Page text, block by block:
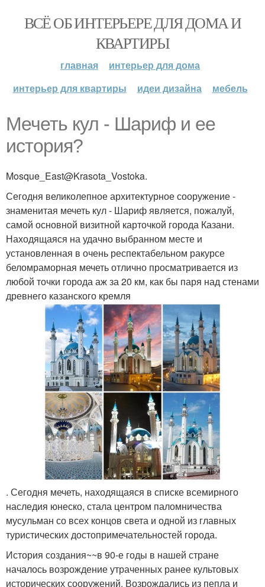
ВСЁ ОБ ИНТЕРЬЕРЕ ДЛЯ ДОМА И
КВАРТИРЫ
главная
интерьер для дома
интерьер для квартиры
идеи дизайна мебель
Мечеть кул - Шариф и ее
история?
Mosque_East@Krasota_Vostoka.
Сегодня великолепное архитектурное сооружение -
знаменитая мечеть кул - Шариф является, пожалуй,
самой основной визитной карточкой города Казани.
Находящаяся на удачно выбранном месте и
установленная в очень респектабельном ракурсе
беломраморная мечеть отлично просматривается из
любой точки города аж за 20 км, как бы паря над стенами
древнего казанского кремля
. Сегодня мечеть, находящаяся в списке всемирного
наследия юнеско, стала центром паломничества
мусульман со всех концов света и одной из главных
туристических достопримечательностей города.
История создания~~в 90-е годы в нашей стране
началось возрождение утраченных ранее культовых
исторических сооружений. Возрождались из пепла и